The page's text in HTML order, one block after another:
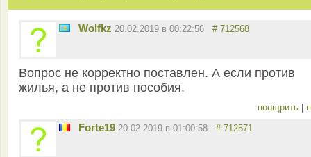
Wolfkz 20.02.2019 в 00:22:56 # 712568
Вопрос не корректно поставлен. А если против
жилья, а не против пособия.
поощрить
Forte19 20.02.2019 в 01:00:58 # 712571